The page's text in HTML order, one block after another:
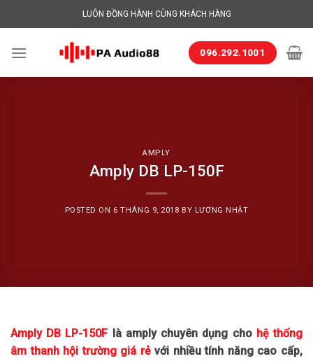
to
LUÔN ĐỒNG HÀNH CÙNG KHÁCH HÀNG
096.292.1001
AMPLY
Amply DB LP-150F
POSTED ON 6 THÁNG 9, 2018 BY LƯƠNG NHẬT
Amply DB LP-150Flà amply chuyên dụng cho hệ thống
âm thanh hội trường giá rẻvới nhiều tính năng cao cấp,